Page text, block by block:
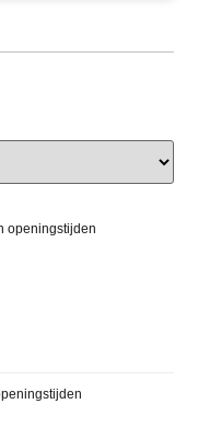
openingstijden